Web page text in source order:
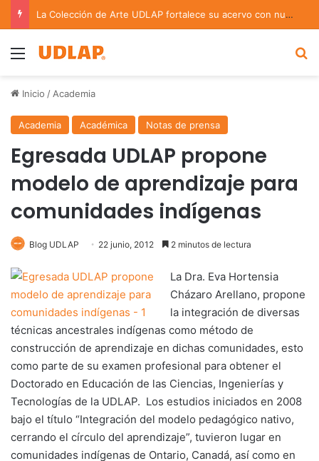
La Colección de Arte UDLAP fortalece su acervo con nuevas obras de artistas emergentes y consolidados
Menu
Inicio / Academia
Academia Académica Notas de prensa
Egresada UDLAP propone
modelo de aprendizaje para
comunidades indígenas
Blog UDLAP 22 junio, 2012 2 minutos de lectura
La Dra. Eva Hortensia
Cházaro Arellano, propone
la integración de diversas
técnicas ancestrales indígenas como método de
construcción de aprendizaje en dichas comunidades, esto
como parte de su examen profesional para obtener el
Doctorado en Educación de las Ciencias, Ingenierías y
Tecnologías de la UDLAP. Los estudios iniciados en 2008
bajo el título “Integración del modelo pedagógico nativo,
cerrando el círculo del aprendizaje”, tuvieron lugar en
comunidades indígenas de Ontario, Canadá, así como en